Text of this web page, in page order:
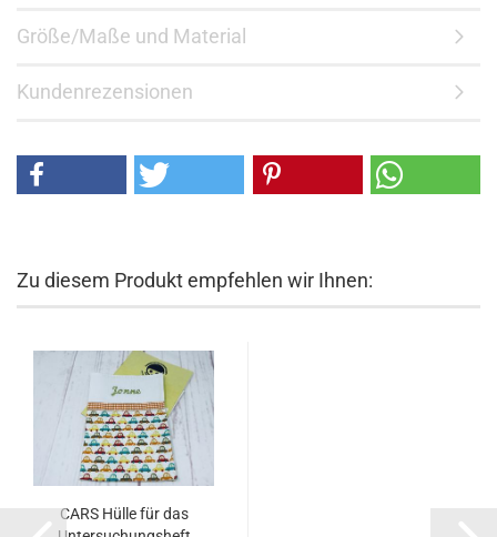
Größe/Maße und Material
Kundenrezensionen
Zu diesem Produkt empfehlen wir Ihnen:
CARS Hülle für das